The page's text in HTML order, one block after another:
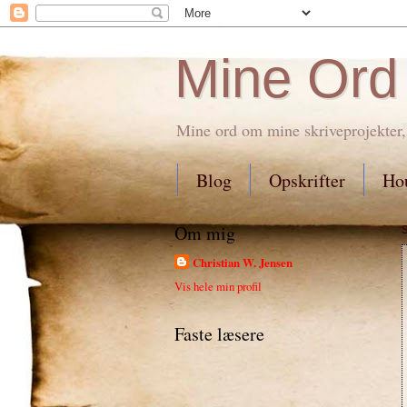
Mine Ord
Mine ord om mine
Blog Opskrifter
Om mig
Christian W. Jensen
Vis hele min profil
Faste læsere